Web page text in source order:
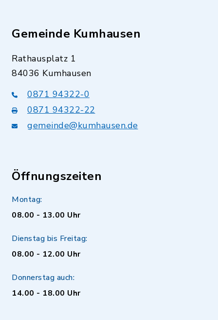
Gemeinde Kumhausen
Rathausplatz 1
84036 Kumhausen
0871 94322-0
0871 94322-22
gemeinde@kumhausen.de
Öffnungszeiten
Montag:
08.00 - 13.00 Uhr
Dienstag bis Freitag:
08.00 - 12.00 Uhr
Donnerstag auch:
14.00 - 18.00 Uhr